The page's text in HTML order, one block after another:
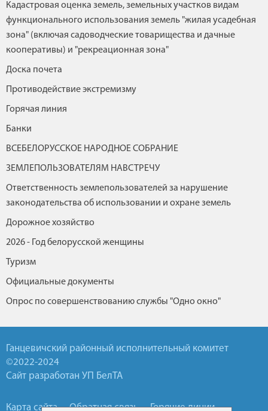
Кадастровая оценка земель, земельных участков видам
функционального использования земель "жилая усадебная
зона" (включая садоводческие товарищества и дачные
кооперативы) и "рекреационная зона"
Доска почета
Противодействие экстремизму
Горячая линия
Банки
ВСЕБЕЛОРУССКОЕ НАРОДНОЕ СОБРАНИЕ
ЗЕМЛЕПОЛЬЗОВАТЕЛЯМ НАВСТРЕЧУ
Ответственность землепользователей за нарушение
законодательства об использовании и охране земель
Дорожное хозяйство
2026 - Год белорусской женщины
Туризм
Официальные документы
Опрос по совершенствованию службы "Одно окно"
Ганцевичский районный исполнительный комитет
©2022-2024
Сайт разработан УП БелТА
Карта сайта Обратная связь Горячие линии